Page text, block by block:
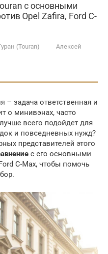
с основными
Opel Zafira, Ford C-
(Touran)
Алексей
– задача ответственная и
о минивэнах, часто
всего подойдет для
и повседневных нужд?
представителей этого
с его основными
C-Max, чтобы помочь